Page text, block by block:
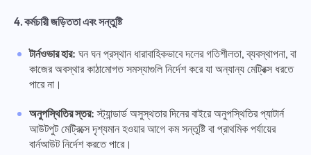
4. কর্মচারী জড়িততা এবং সন্তুষ্টি
টার্নওভার হার: ঘন ঘন প্রস্থান ধারাবাহিকভাবে দলের গতিশীলতা, ব্যবস্থাপনা, বা
কাজের অবস্থার কাঠামোগত সমস্যাগুলি নির্দেশ করে যা অন্যান্য মেট্রিক্স ধরতে
পারে না।
অনুপস্থিতির স্তর:স্ট্যান্ডার্ড অসুস্থতার দিনের বাইরে অনুপস্থিতির প্যাটার্ন
আউটপুট মেট্রিক্সে দৃশ্যমান হওয়ার আগে কম সন্তুষ্টি বা প্রাথমিক পর্যায়ের
বার্নআউট নির্দেশ করতে পারে।